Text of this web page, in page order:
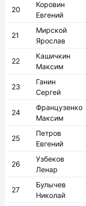
20
Коровин
Евгений
21
Мирской
Ярослав
22
Кашичкин
Максим
23
Ганин
Сергей
24
Французенко
Максим
25
Петров
Евгений
26
Узбеков
Ленар
27
Булычев
Николай